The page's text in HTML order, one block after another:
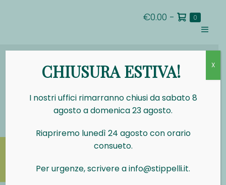
Carrello
€0.00 - 0Articoli
nel
carrello
CHIUSURA ESTIVA!
I nostri uffici rimarranno chiusi da sabato 8
agosto a domenica 23 agosto.
Riapriremo lunedì 24 agosto con orario
consueto.
Per urgenze, scrivere a info@stippelli.it.
X